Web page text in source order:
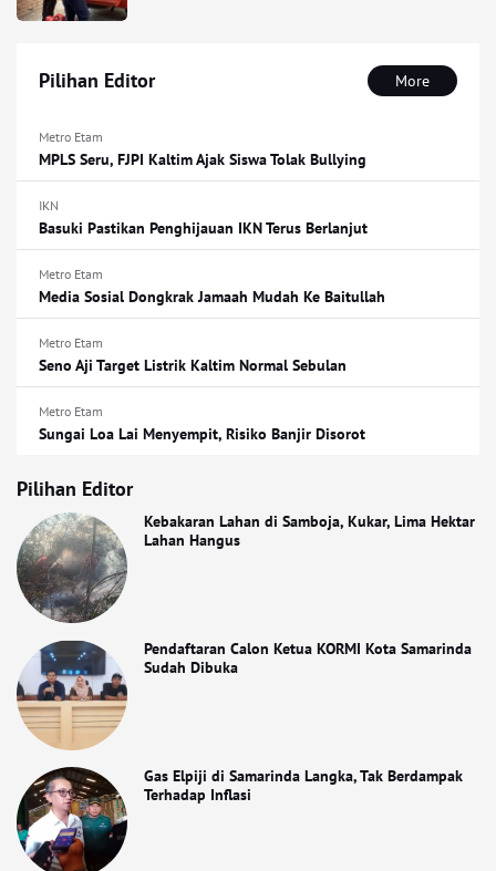
Pilihan Editor More
Metro Etam
MPLS Seru, FJPI Kaltim Ajak Siswa Tolak Bullying
IKN
Basuki Pastikan Penghijauan IKN Terus Berlanjut
Metro Etam
Media Sosial Dongkrak Jamaah Mudah Ke Baitullah
Metro Etam
Seno Aji Target Listrik Kaltim Normal Sebulan
Metro Etam
Sungai Loa Lai Menyempit, Risiko Banjir Disorot
Pilihan Editor
Kebakaran Lahan di Samboja, Kukar, Lima Hektar
Lahan Hangus
Pendaftaran Calon Ketua KORMI Kota Samarinda
Sudah Dibuka
Gas Elpiji di Samarinda Langka, Tak Berdampak
Terhadap Inflasi